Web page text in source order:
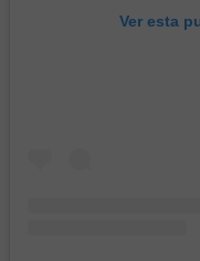
Ver esta